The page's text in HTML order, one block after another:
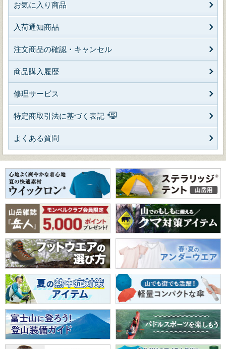
お気に入り商品
入荷通知商品
注文商品の確認・キャンセル
商品購入履歴
修理サービス
特定商取引法に基づく表記
よくある質問